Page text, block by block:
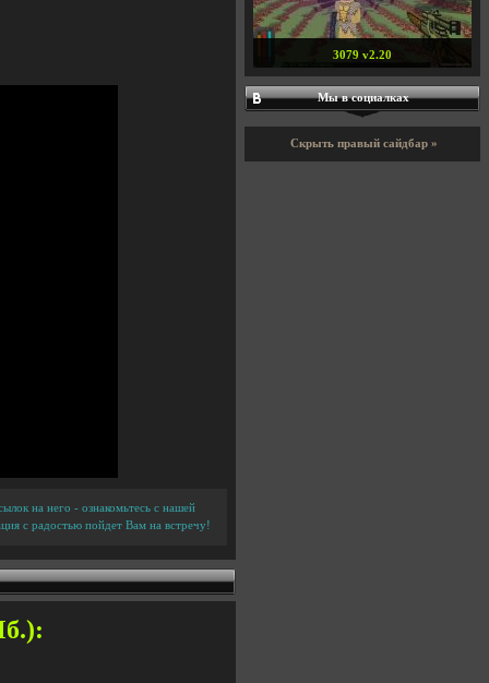
на него - ознакомьтесь с нашей
с радостью пойдет Вам на встречу!
3079 v2.20
Мы в социалках
Скрыть правый сайдбар »